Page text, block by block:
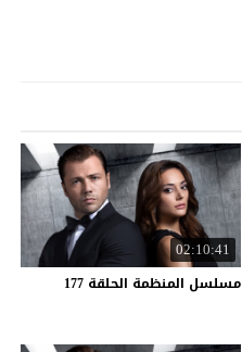
02:10:41
مسلسل المنظمة الحلقة 177